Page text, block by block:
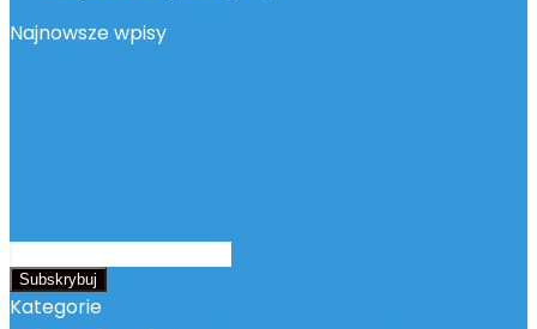
Najnowsze wpisy
swój
adres
email
Kategorie